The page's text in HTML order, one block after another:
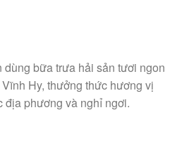
dùng bữa trưa hải sản tươi ngon
Hy, thưởng thức hương vị
địa phương và nghỉ ngơi.